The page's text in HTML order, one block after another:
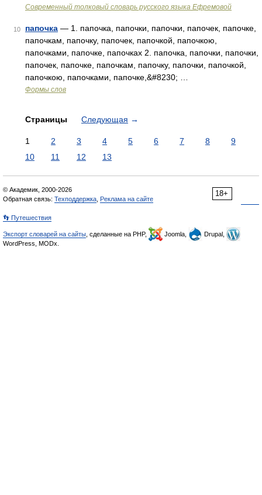
Современный толковый словарь русского языка Ефремовой
10 папочка — 1. папочка, папочки, папочки, папочек, папочке,
папочкам, папочку, папочек, папочкой, папочкою,
папочками, папочке, папочках 2. папочка, папочки, папочки,
папочек, папочке, папочкам, папочку, папочки, папочкой,
папочкою, папочками, папочке,&#8230; …
Формы слов
Страницы Следующая →
1 2 3 4 5 6 7 8
9
10
11 12 13
18+
© Академик, 2000-2026
Обратная связь: Техподдержка Реклама на сайте
👣 Путешествия
Экспорт словарей на сайты , сделанные на PHP, Joomla,
Drupal,
WordPress, MODx.